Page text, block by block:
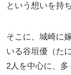
という想いを持
そこに、城崎に
いる谷垣優（た
2人を中心に、